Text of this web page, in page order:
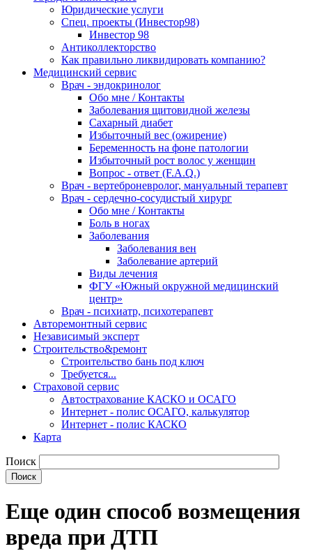
Юридические услуги
Спец. проекты (Инвестор98)
Инвестор 98
Антиколлекторство
Как правильно ликвидировать компанию?
Медицинский сервис
Врач - эндокринолог
Обо мне / Контакты
Заболевания щитовидной железы
Сахарный диабет
Избыточный вес (ожирение)
Беременность на фоне патологии
Избыточный рост волос у женщин
Вопрос - ответ (F.A.Q.)
Врач - вертеброневролог, мануальный терапевт
Врач - сердечно-сосудистый хирург
Обо мне / Контакты
Боль в ногах
Заболевания
Заболевания вен
Заболевание артерий
Виды лечения
ФГУ «Южный окружной медицинский
центр»
Врач - психиатр, психотерапевт
Авторемонтный сервис
Независимый эксперт
Строительство&ремонт
Строительство бань под ключ
Требуется...
Страховой сервис
Автострахование КАСКО и ОСАГО
Интернет - полис ОСАГО, калькулятор
Интернет - полис КАСКО
Карта
Поиск
Еще один способ возмещения
вреда при ДТП